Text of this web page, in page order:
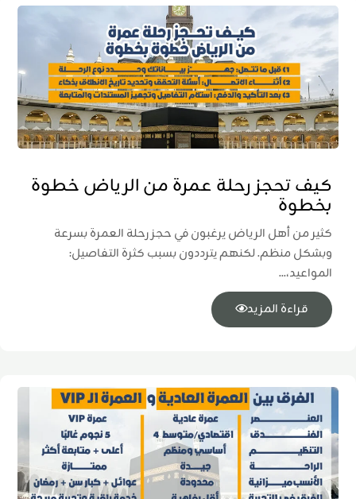
كيف تحجز رحلة عمرة من الرياض خطوة
بخطوة
كثير من أهل الرياض يرغبون في حجز رحلة العمرة بسرعة
وبشكل منظم. لكنهم يترددون بسبب كثرة التفاصيل:
المواعيد،...
قراءة المزيد